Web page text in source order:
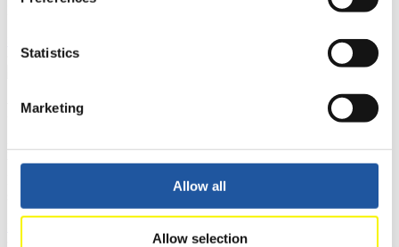
Statistics
Marketing
Allow all
Allow selection
Für Ausrichter
Hier können Sie das aktuelle Regelwerk sowie Richtlinien zu
Wettkämpfen, Anti-Doping und Fairplay einsehen, sich über
Kontaktpersonen für Wettkämpfe und Sponsoren informieren,
sowie Informationen über Wettkämpfe abrufen.